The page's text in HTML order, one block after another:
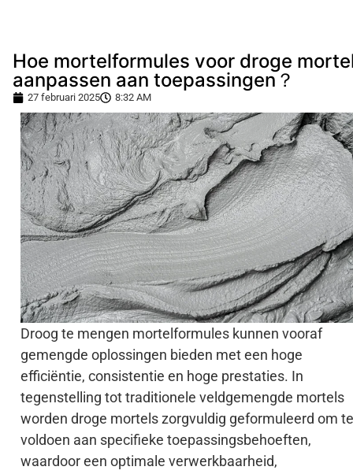
Hoe mortelformules voor droge
aanpassen aan toepassingen？
27 februari 2025 8:32 AM
Droog te mengen mortelformules kunnen vooraf
gemengde oplossingen bieden met een hoge
efficiëntie, consistentie en hoge prestaties. In
tegenstelling tot traditionele veldgemengde mortels
worden droge mortels zorgvuldig geformuleerd om te
voldoen aan specifieke toepassingsbehoeften,
waardoor een optimale verwerkbaarheid,